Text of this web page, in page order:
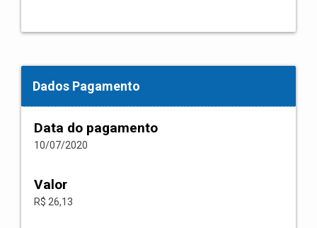
Dados Pagamento
Data do pagamento
10/07/2020
Valor
R$ 26,13